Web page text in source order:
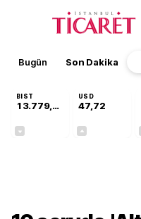
Bugün Son Dakika
BIST
13.779,39
USD
47,72